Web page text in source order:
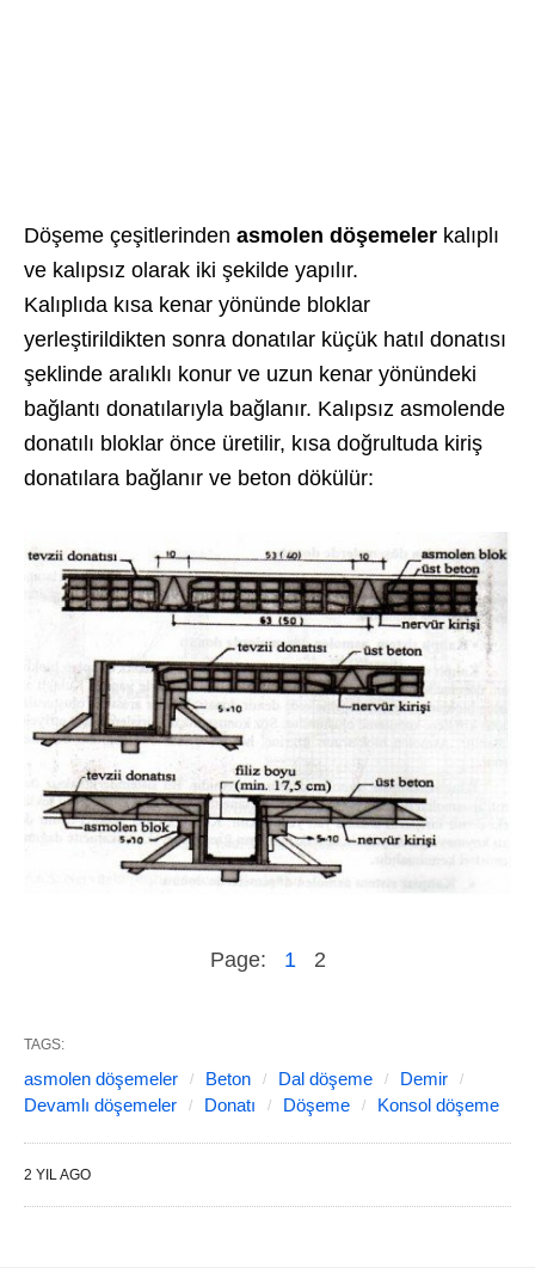
Döşeme çeşitlerinden asmolen döşemeler kalıplı
ve kalıpsız olarak iki şekilde yapılır.
Kalıplıda kısa kenar yönünde bloklar
yerleştirildikten sonra donatılar küçük hatıl donatısı
şeklinde aralıklı konur ve uzun kenar yönündeki
bağlantı donatılarıyla bağlanır. Kalıpsız asmolende
donatılı bloklar önce üretilir, kısa doğrultuda kiriş
donatılara bağlanır ve beton dökülür:
Page: 1 2
TAGS:
asmolen döşemeler Beton Dal döşeme
Demir
Devamlı döşemeler
Donatı Döşeme Konsol döşeme
2 YIL AGO